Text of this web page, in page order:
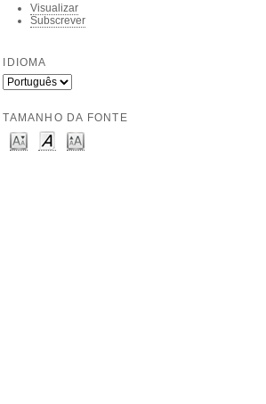
Visualizar
Subscrever
IDIOMA
TAMANHO DA FONTE